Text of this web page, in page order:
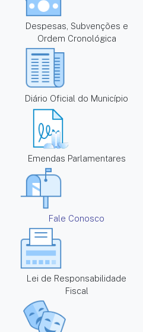
Despesas, Subvenções e
Ordem Cronológica
Diário Oficial do Município
Emendas Parlamentares
Fale Conosco
Lei de Responsabilidade
Fiscal